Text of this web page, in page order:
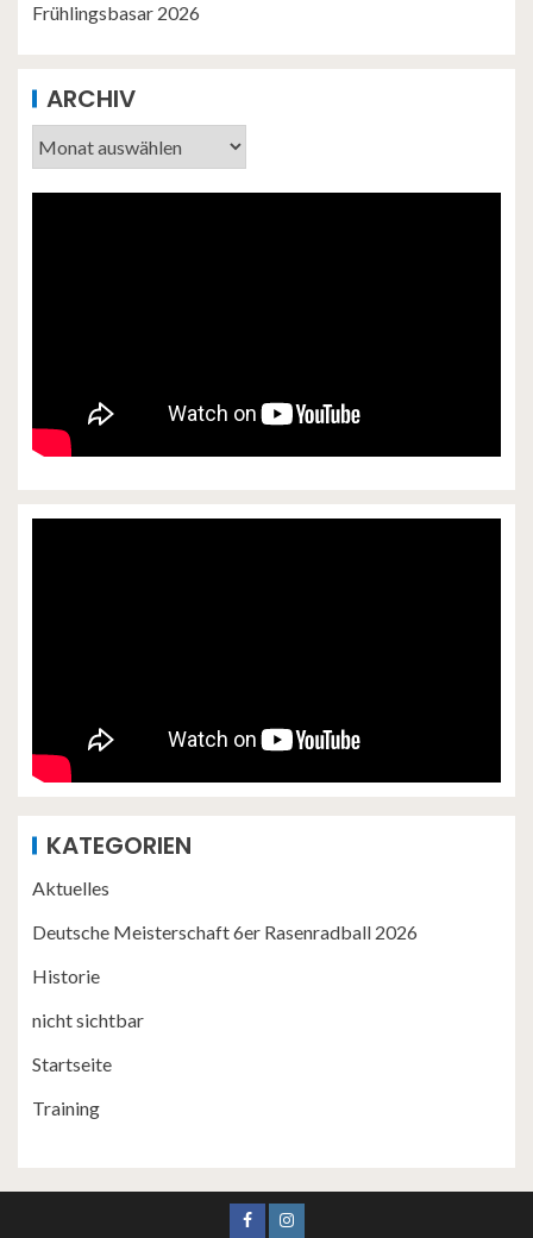
Frühlingsbasar 2026
ARCHIV
KATEGORIEN
Aktuelles
Deutsche Meisterschaft 6er Rasenradball 2026
Historie
nicht sichtbar
Startseite
Training